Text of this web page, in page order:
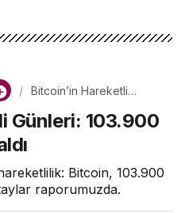
Bitcoin’in Hareketli
Geride Kaldı
Günleri: 103.900
Bitcoin, 103.900
raporumuzda.